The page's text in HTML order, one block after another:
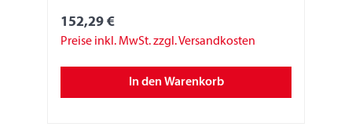
152,29 €
Preise inkl. MwSt. zzgl. Versandkosten
In den Warenkorb